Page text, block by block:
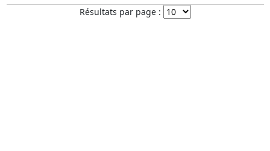
Résultats par page :